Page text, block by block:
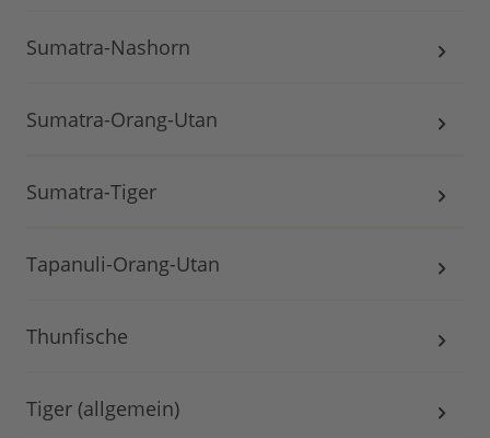
Sumatra-Nashorn
Sumatra-Orang-Utan
Sumatra-Tiger
Tapanuli-Orang-Utan
Thunfische
Tiger (allgemein)